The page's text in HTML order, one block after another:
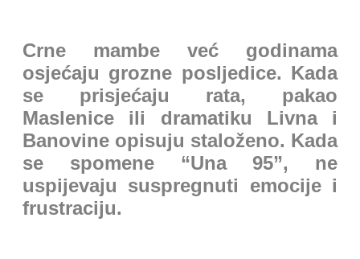
Crne mambe već godinama
osjećaju grozne posljedice. Kada
se prisjećaju rata, pakao
Maslenice ili dramatiku Livna i
Banovine opisuju staloženo. Kada
se spomene “Una 95”, ne
uspijevaju suspregnuti emocije i
frustraciju.